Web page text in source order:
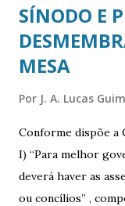
SÍNODO E
MESA
Por J. A. Lucas
Conforme dispõe a
I) “Para melhor
deverá haver as
ou concílios” ,